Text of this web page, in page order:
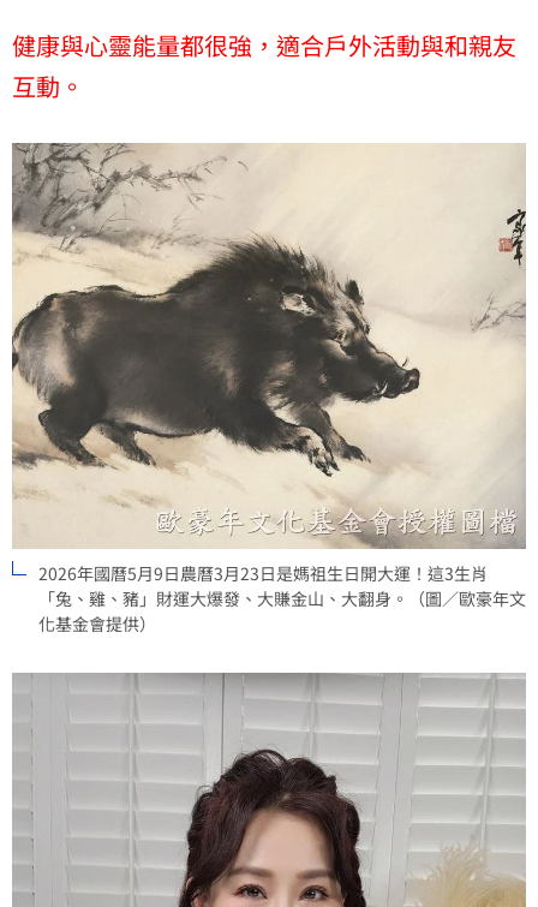
健康與心靈能量都很強，適合戶外活動與和親友
互動。
2026年國曆5月9日農曆3月23日是媽祖生日開大運！這3生肖
「兔、雞、豬」財運大爆發、大賺金山、大翻身。（圖／歐豪年文
化基金會提供）